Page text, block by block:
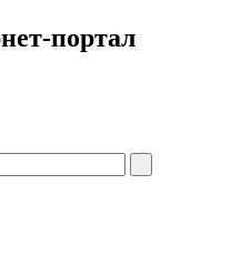
портал